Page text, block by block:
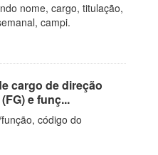
nome, cargo, titulação,
campi.
cargo de direção
e funç...
código do